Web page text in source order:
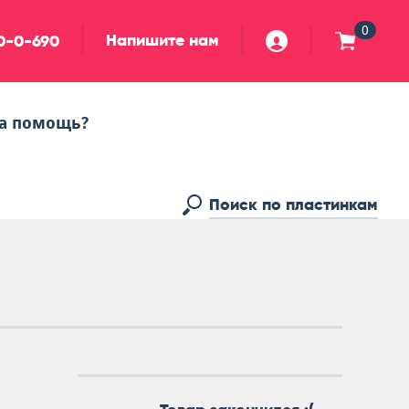
0-690 Напишите нам 0
помощь?